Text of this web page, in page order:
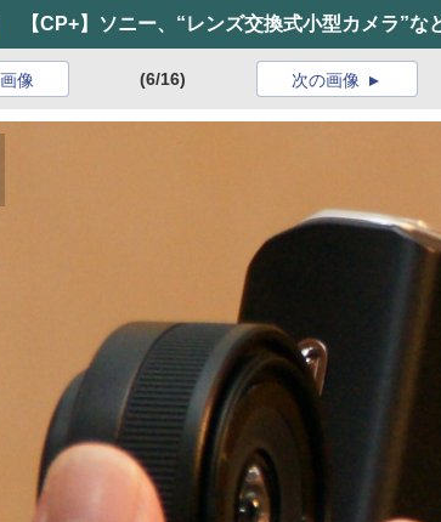
【CP+】ソニー、“レンズ交換式小型カメラ”
像 (6/16) 次の画像